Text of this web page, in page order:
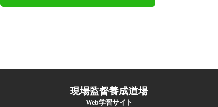
現場監督養成道場
Web学習サイト